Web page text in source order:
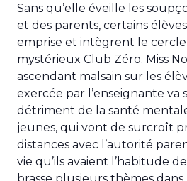
Sans qu’elle éveille les
et des parents, certains
emprise et intègrent le
mystérieux Club Zéro. Miss
ascendant malsain sur les
exercée par l’enseignante va
détriment de la santé
jeunes, qui vont de surcroît
distances avec l’autorité
vie qu’ils avaient l’habitude
brasse plusieurs thèmes dans